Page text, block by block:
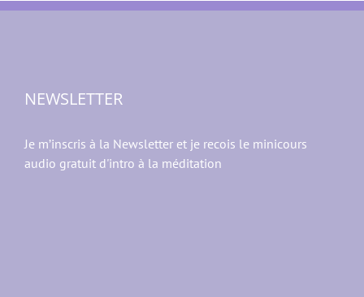
Je m’inscris à la Newsletter et je recois le minicours